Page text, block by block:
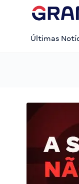
Últimas